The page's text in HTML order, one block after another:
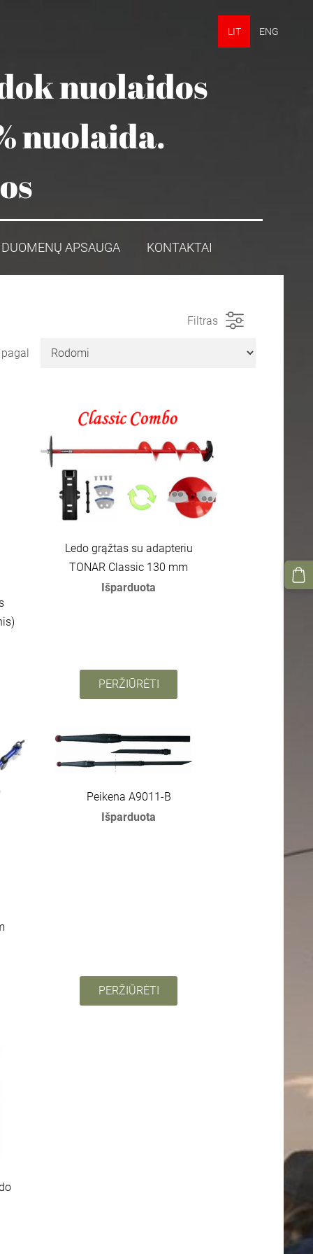
LIT ENG
nuolaidos
nuolaida.
DUOMENŲ APSAUGA KONTAKTAI
Filtras
Ledo grąžtas su adapteriu
TONAR Classic 130 mm
Išparduota
PERŽIŪRĖTI
Peikena A9011-B
Išparduota
PERŽIŪRĖTI